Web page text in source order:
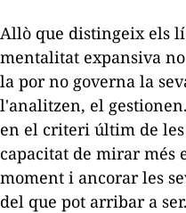
Allò que distingeix els
mentalitat expansiva
la por no governa la
l'analitzen, el
en el criteri últim de les
capacitat de mirar més
moment i ancorar les
del que pot arribar a